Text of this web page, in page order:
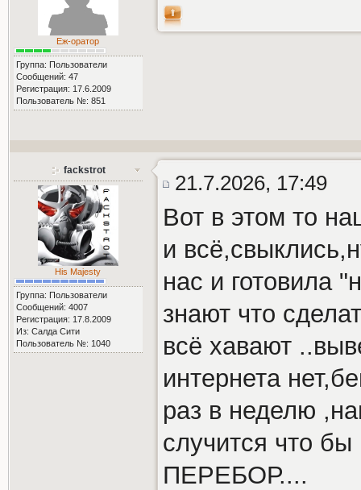
Еж-оратор
Группа: Пользователи
Сообщений: 47
Регистрация: 17.6.2009
Пользователь №: 851
fackstrot
His Majesty
Группа: Пользователи
Сообщений: 4007
Регистрация: 17.8.2009
Из: Салда Сити
Пользователь №: 1040
21.7.2026, 17:49
Вот в этом то
и
нас и готовила
знают что
всё хавают
интернета
раз в неделю
случится что
ПЕРЕБОР....